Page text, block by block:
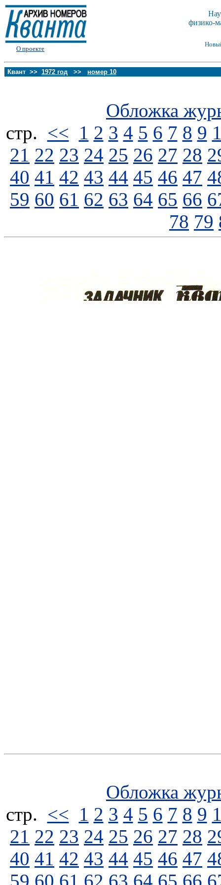
О проекте
физико-
Квант >> 1972 год >> номер 10
Обложка
стp. << 1 2 3 4 5 6 7 8 9
21 22 23 24 25 26 27 28
40 41 42 43 44 45 46 47
59 60 61 62 63 64 65 66
78 79
Обложка
стp. << 1 2 3 4 5 6 7 8 9
21 22 23 24 25 26 27 28
40 41 42 43 44 45 46 47